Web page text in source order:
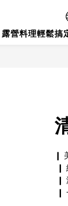
露營料理輕鬆搞
❙
❙
❙
❙